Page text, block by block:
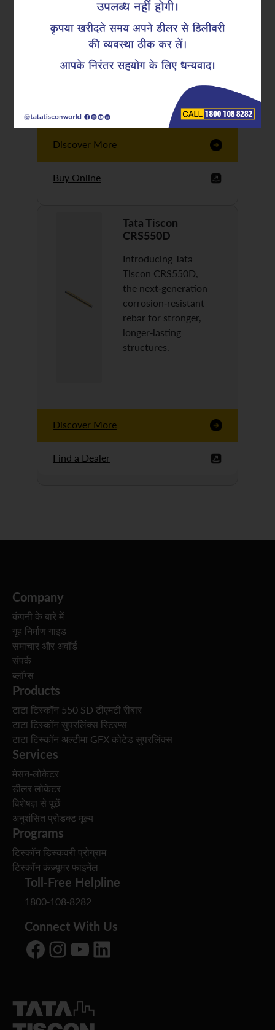
Tata Tiscon 550SD
are highly accurate
and possess
uniform ridges,
high…
Discover More
Buy Online
Tata Tiscon
CRS550D
Introducing Tata
Tiscon CRS550D,
the next-generation
corrosion-resistant
rebar for stronger,
longer-lasting
structures.
Discover More
Find a Dealer
Company
कंपनी के बारे में
गृह निर्माण गाइड
समाचार और अवॉर्ड
संपर्क
ब्लॉग्स
Products
टाटा टिस्कॉन 550 SD टीएमटी रीबार
टाटा टिस्कॉन सुपरलिंक्स स्टिरप्स
टाटा टिस्कॉन अल्टीमा GFX कोटेड सुपरलिंक्स
Services
मेसन-लोकेटर
डीलर लोकेटर
विशेषज्ञ से पूछें
अनुशंसित प्रोडक्ट मूल्य
Programs
टिस्कॉन डिस्कवरी प्रोग्राम
टिस्कॉन कंज़्यूमर फाइनेंल
Toll-Free Helpline
1800-108-8282
Connect With Us
Facebook Instagram YouTube LinkedIn